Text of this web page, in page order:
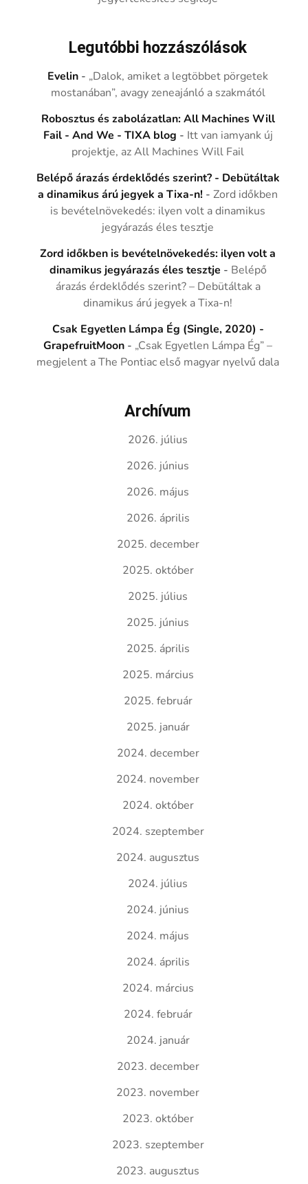
Legutóbbi hozzászólások
Evelin - „Dalok, amiket a legtöbbet pörgetek
mostanában”, avagy zeneajánló a szakmától
Robosztus és zabolázatlan: All Machines Will
Fail - And We - TIXA blog - Itt van iamyank új
projektje, az All Machines Will Fail
Belépő árazás érdeklődés szerint? - Debütáltak
a dinamikus árú jegyek a Tixa-n! -Zord időkben
is bevételnövekedés: ilyen volt a dinamikus
jegyárazás éles tesztje
Zord időkben is bevételnövekedés: ilyen volt a
dinamikus jegyárazás éles tesztje - Belépő
árazás érdeklődés szerint? – Debütáltak a
dinamikus árú jegyek a Tixa-n!
Csak Egyetlen Lámpa Ég (Single, 2020) -
GrapefruitMoon - „Csak Egyetlen Lámpa Ég” –
megjelent a The Pontiac első magyar nyelvű dala
Archívum
2026. július
2026. június
2026. május
2026. április
2025. december
2025. október
2025. július
2025. június
2025. április
2025. március
2025. február
2025. január
2024. december
2024. november
2024. október
2024. szeptember
2024. augusztus
2024. július
2024. június
2024. május
2024. április
2024. március
2024. február
2024. január
2023. december
2023. november
2023. október
2023. szeptember
2023. augusztus